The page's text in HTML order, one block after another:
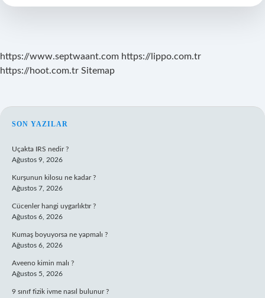
Gelir
https://www.septwaant.com https://lippo.com.tr
https://hoot.com.tr Sitemap
SIDEBAR
SON YAZILAR
Uçakta IRS nedir ?
Ağustos 9, 2026
Kurşunun kilosu ne kadar ?
Ağustos 7, 2026
Cücenler hangi uygarlıktır ?
Ağustos 6, 2026
Kumaş boyuyorsa ne yapmalı ?
Ağustos 6, 2026
Aveeno kimin malı ?
Ağustos 5, 2026
9 sınıf fizik ivme nasıl bulunur ?